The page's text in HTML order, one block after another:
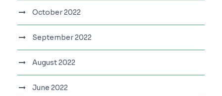
October 2022
September 2022
August 2022
June 2022